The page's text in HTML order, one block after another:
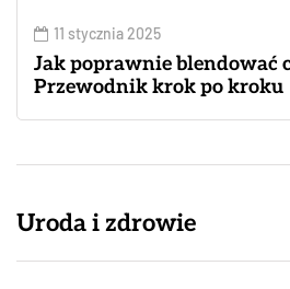
11 stycznia 2025
Jak poprawnie blendować
Przewodnik krok po kroku
Uroda i zdrowie